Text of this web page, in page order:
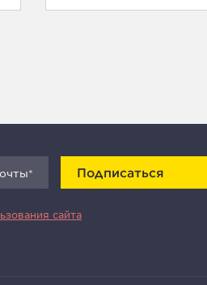
Подписаться
сайта